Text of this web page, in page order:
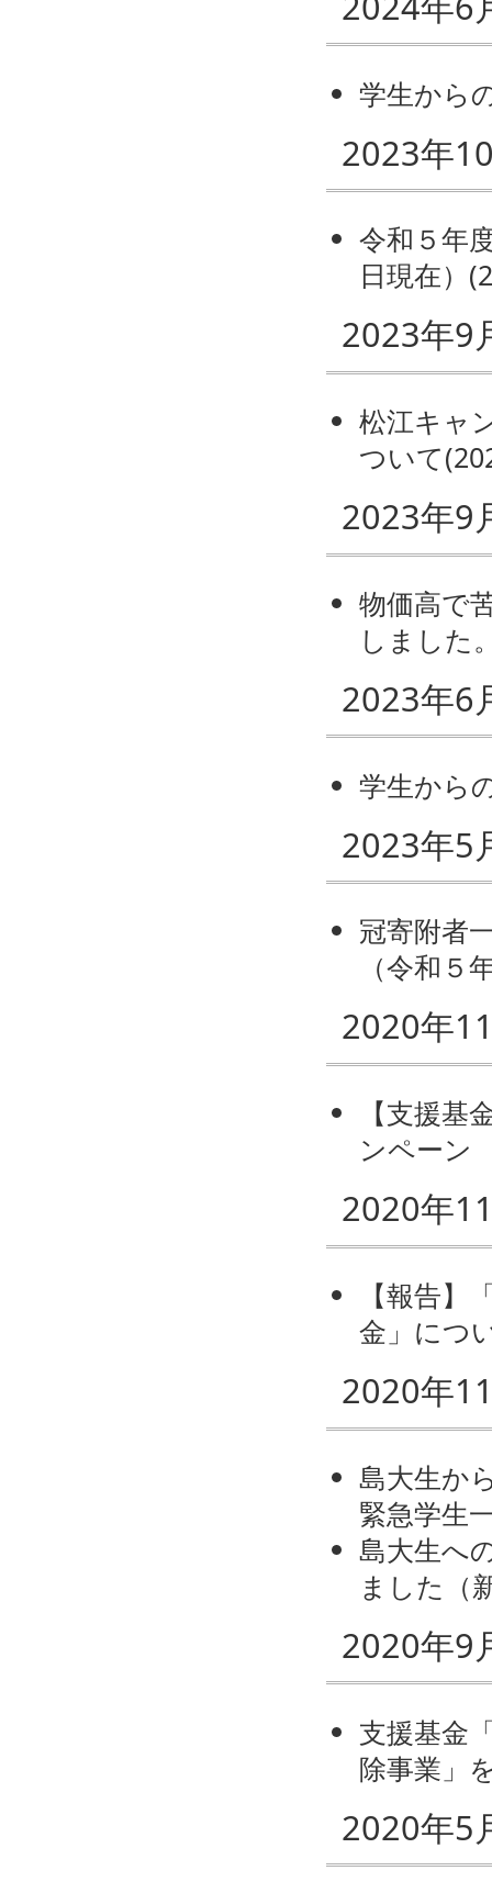
学生から
2023年
令和５年
日現在） (
2023年9
松江キャ
ついて(
2023年9
物価高で
しました
2023年6
学生から
2023年5
冠寄附者
（令和５
2020年
【支援
ンペー
2020年
【報告
金」につ
2020年
島大生か
緊急学生
島大生へ
ました（
2020年9
支援基金
除事業」
2020年5